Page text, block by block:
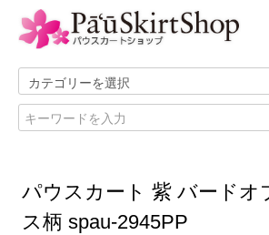
パウスカート 紫 バードオ
ス柄 spau-2945PP